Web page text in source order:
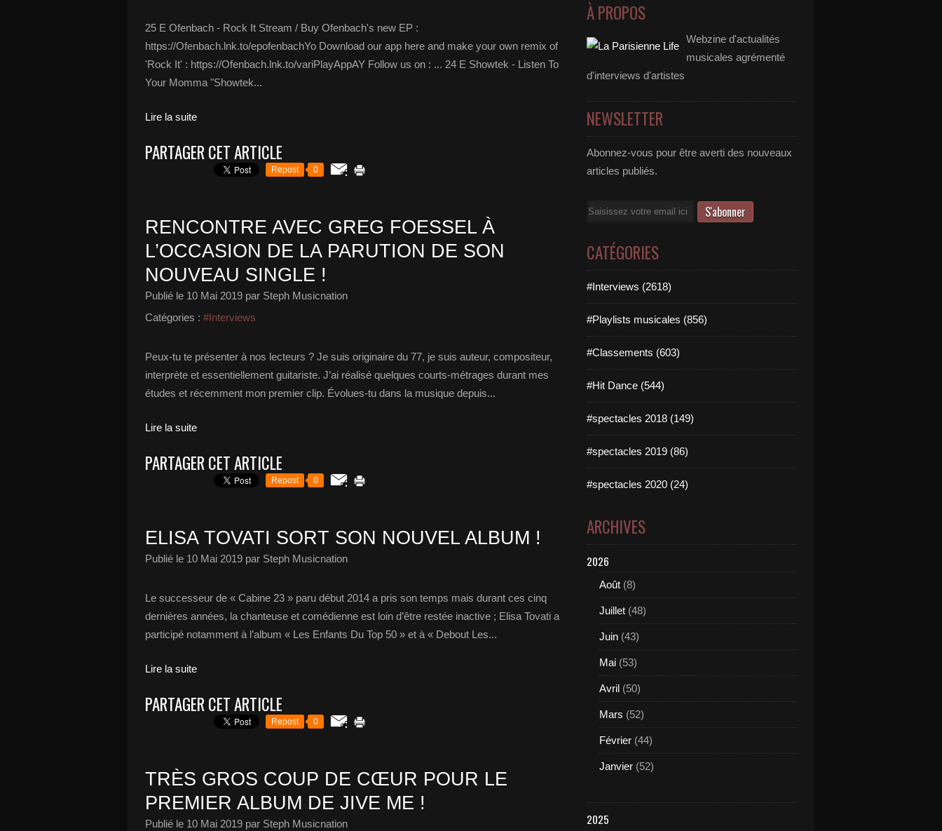
25 E Ofenbach - Rock It Stream / Buy Ofenbach's new EP :
https://Ofenbach.lnk.to/epofenbachYo Download our app here and make your own remix of
'Rock It' : https://Ofenbach.lnk.to/variPlayAppAY Follow us on : ... 24 E Showtek - Listen To
Your Momma "Showtek...
Lire la suite
PARTAGER CET ARTICLE
Repost 0
RENCONTRE AVEC GREG FOESSEL À
L’OCCASION DE LA PARUTION DE SON
NOUVEAU SINGLE !
Publié le 10 Mai 2019 par Steph Musicnation
Catégories : #Interviews
Peux-tu te présenter à nos lecteurs ? Je suis originaire du 77, je suis auteur, compositeur,
interprète et essentiellement guitariste. J’ai réalisé quelques courts-métrages durant mes
études et récemment mon premier clip. Évolues-tu dans la musique depuis...
Lire la suite
PARTAGER CET ARTICLE
Repost 0
ELISA TOVATI SORT SON NOUVEL ALBUM !
Publié le 10 Mai 2019 par Steph Musicnation
Le successeur de « Cabine 23 » paru début 2014 a pris son temps mais durant ces cinq
dernières années, la chanteuse et comédienne est loin d’être restée inactive ; Elisa Tovati a
participé notamment à l’album « Les Enfants Du Top 50 » et à « Debout Les...
Lire la suite
PARTAGER CET ARTICLE
Repost 0
TRÈS GROS COUP DE CŒUR POUR LE
PREMIER ALBUM DE JIVE ME !
Publié le 10 Mai 2019 par Steph Musicnation
À PROPOS
Webzine d'actualités
musicales agrémenté
d'interviews d'artistes
NEWSLETTER
Abonnez-vous pour être averti des nouveaux
articles publiés.
Email
CATÉGORIES
#Interviews (2618)
#Playlists musicales (856)
#Classements (603)
#Hit Dance (544)
#spectacles 2018 (149)
#spectacles 2019 (86)
#spectacles 2020 (24)
ARCHIVES
2026
Août (8)
Juillet (48)
Juin (43)
Mai (53)
Avril (50)
Mars (52)
Février (44)
Janvier (52)
2025